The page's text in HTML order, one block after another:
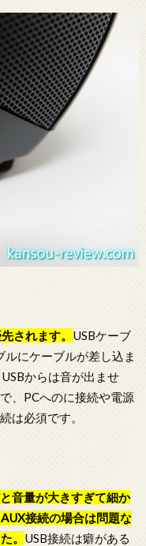
されます。 USBケーブ
にケーブルが差し込ま
からは音が出ませ
、PCへのに接続や電源
は必須です。
音量が大きすぎて細か
接続の場合は問題な
。 USB接続は癖がある